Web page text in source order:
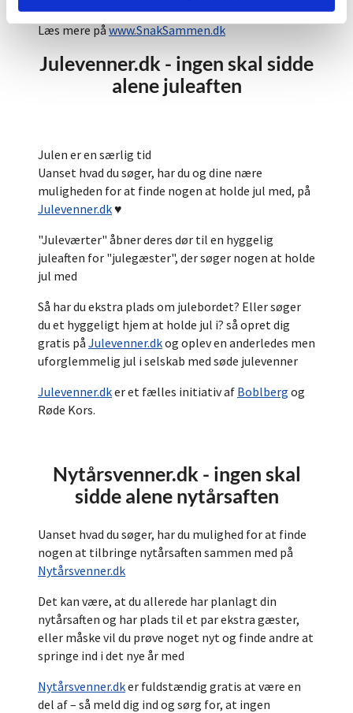
Læs mere på www.SnakSammen.dk
Julevenner.dk - ingen skal sidde
alene juleaften
Julen er en særlig tid
Uanset hvad du søger, har du og dine nære
muligheden for at finde nogen at holde jul med, på
Julevenner.dk♥
"Juleværter" åbner deres dør til en hyggelig
juleaften for "julegæster", der søger nogen at holde
jul med
Så har du ekstra plads om julebordet? Eller søger
du et hyggeligt hjem at holde jul i? så opret dig
gratis på Julevenner.dkog oplev en anderledes men
uforglemmelig jul i selskab med søde julevenner
Julevenner.dker et fælles initiativ af Boblberg og
Røde Kors.
Nytårsvenner.dk - ingen skal
sidde alene nytårsaften
Uanset hvad du søger, har du mulighed for at finde
nogen at tilbringe nytårsaften sammen med på
Nytårsvenner.dk
Det kan være, at du allerede har planlagt din
nytårsaften og har plads til et par ekstra gæster,
eller måske vil du prøve noget nyt og finde andre at
springe ind i det nye år med
Nytårsvenner.dker fuldstændig gratis at være en
del af – så meld dig ind og sørg for, at ingen